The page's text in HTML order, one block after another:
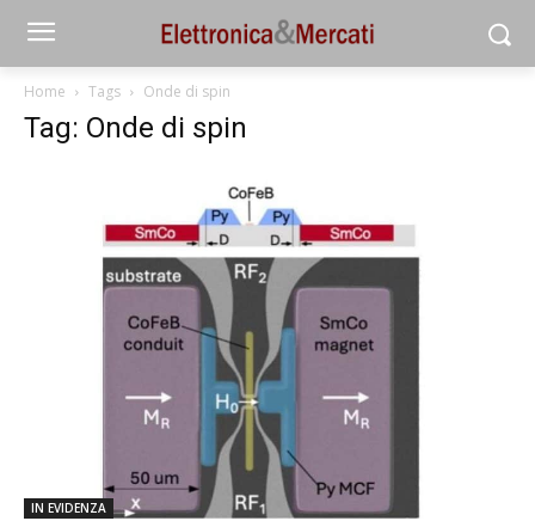
Home Tags Onde di spin
Tag: Onde di spin
IN EVIDENZA